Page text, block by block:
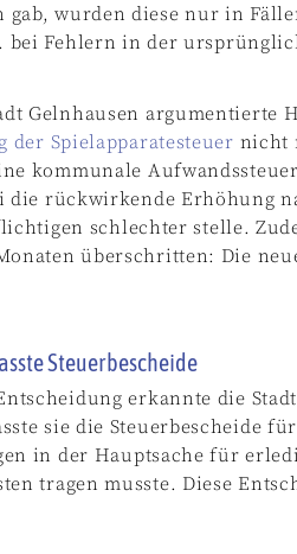
gab, wurden diese nur in
bei Fehlern in der
Gelnhausen argumentierte
der Spielapparatesteuer nicht
kommunale
die rückwirkende Erhöhung
schlechter stelle.
überschritten: Die
Steuerbescheide
erkannte die
sie die Steuerbescheide
in der Hauptsache für
tragen musste. Diese